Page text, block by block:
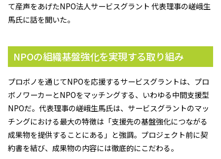
て産声をあげたNPO法人サービスグラント 代表理事の嵯峨生
馬氏に話を聞いた。
NPOの組織基盤強化を実現する取り組み
プロボノを通じてNPOを応援するサービスグラントは、プロ
ボノワーカーとNPOをマッチングする、いわゆる中間支援型
NPOだ。代表理事の嵯峨生馬氏は、サービスグラントのマッ
チングにおける最大の特徴は「支援先の基盤強化につながる
成果物を提供することにある」と強調。プロジェクト前に契
約書を結び、成果物の内容には徹底的にこだわる。